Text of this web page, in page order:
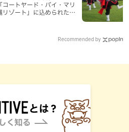
コートヤード・バイ・マリ
リゾート」に込められた想
Recommended by